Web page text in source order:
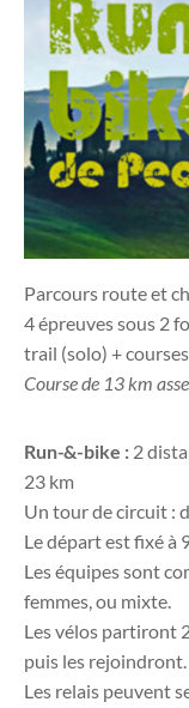
Parcours route et
4 épreuves sous 2
trail (solo) +
Course de 13 km
Run-&-bike : 2
23 km
Un tour de circuit :
Le départ est fixé à
Les équipes sont
femmes, ou mixte.
Les vélos partiront
puis les rejoindront.
Les relais peuvent